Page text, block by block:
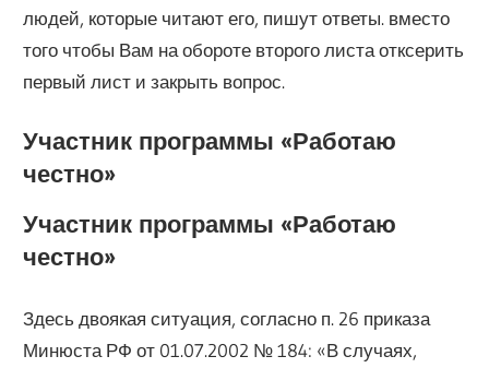
людей, которые читают его, пишут ответы. вместо
того чтобы Вам на обороте второго листа отксерить
первый лист и закрыть вопрос.
Участник программы «‎Работаю
честно»
Участник программы «‎Работаю
честно»
Здесь двоякая ситуация, согласно п. 26 приказа
Минюста РФ от 01.07.2002 № 184: «В случаях,